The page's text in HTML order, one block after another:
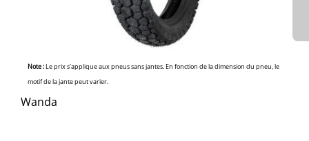
Note :Le prix s'applique aux pneus sans jantes. En fonction de la dimension du pneu, le
motif de la jante peut varier.
Wanda